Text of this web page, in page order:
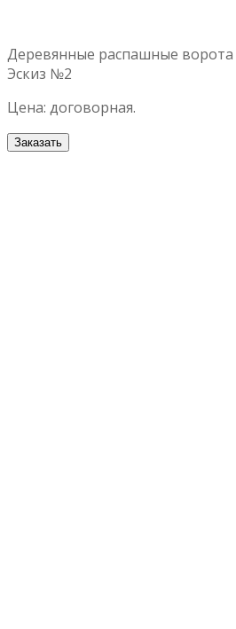
Деревянные распашные ворота
Эскиз №2
Цена: договорная.
Заказать